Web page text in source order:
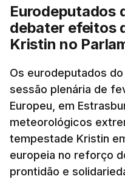
Eurodeputados
debater efeitos
Kristin no
Os eurodeputados
sessão plenária de
Europeu, em
meteorológicos
tempestade Kristin
europeia no reforço
prontidão e